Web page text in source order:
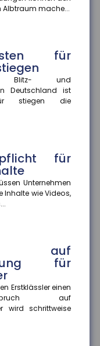
mache...
für
und
Deutschland ist
stiegen die
für
Unternehmen
Inhalte wie Videos,
auf
für
Erstklässler einen
auf
wird schrittweise
auch
möglich
entschieden, dass
auch dann in
Kunden
am Pkw in der
Streit über die
eingeführt
Signaturen und
Zeit und